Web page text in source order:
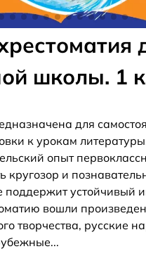
школы. 1
для
к урокам
опыт
кругозор и
устойчивый
вошли
творчества, русские
...